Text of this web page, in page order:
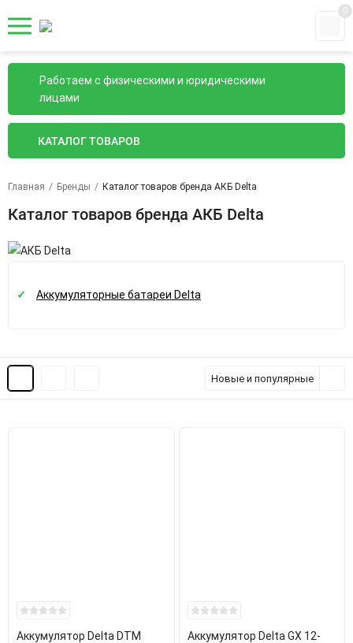
0
Работаем с физическими и юридическими
лицами
КАТАЛОГ ТОВАРОВ
Главная / Бренды / Каталог товаров бренда АКБ Delta
Каталог товаров бренда АКБ Delta
Аккумуляторные батареи Delta
Новые и популярные
Аккумулятор Delta DTM
Аккумулятор Delta GX 12-